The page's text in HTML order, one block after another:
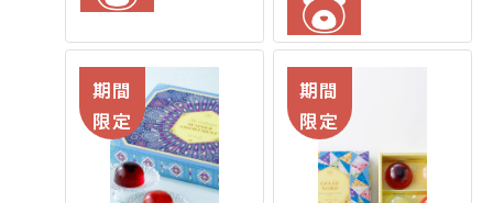
期間
限定
期間
限定